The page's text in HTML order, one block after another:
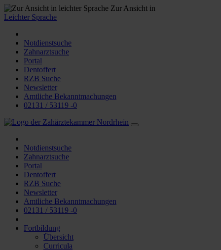
Zur Ansicht in
Leichter Sprache
Notdienstsuche
Zahnarztsuche
Portal
Dentoffert
RZB Suche
Newsletter
Amtliche Bekanntmachungen
02131 / 53119 -0
Notdienstsuche
Zahnarztsuche
Portal
Dentoffert
RZB Suche
Newsletter
Amtliche Bekanntmachungen
02131 / 53119 -0
Fortbildung
Übersicht
Curricula